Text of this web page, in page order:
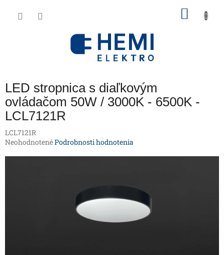
LED stropnica s diaľkovým
ovládačom 50W / 3000K - 6500K -
LCL7121R
LCL7121R
Priemerné
NeohodnotenéPodrobnosti hodnotenia